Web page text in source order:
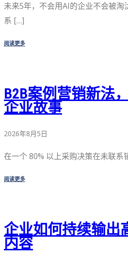
未来5年，不会用AI的企业不会被
系 […]
阅读更多
B2B案例营销新法
企业故事
2026年8月5日
在一个 80% 以上采购决策在未联
阅读更多
企业如何持续输出
内容